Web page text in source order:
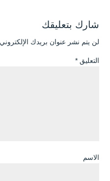
شارك بتعليقك
لن يتم نشر عنوان بريدك الإلكتروني.
التعليق *
الاسم